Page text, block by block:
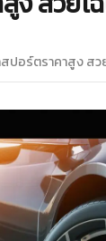
สปอร์ตราคาสูง ส